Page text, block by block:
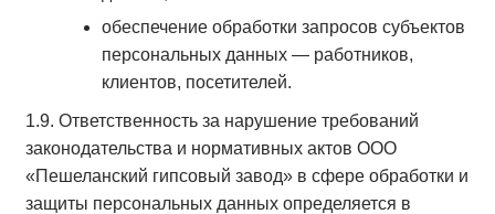
обеспечение обработки запросов субъектов
персональных данных — работников,
клиентов, посетителей.
1.9. Ответственность за нарушение требований
законодательства и нормативных актов ООО
«Пешеланский гипсовый завод» в сфере обработки и
защиты персональных данных определяется в